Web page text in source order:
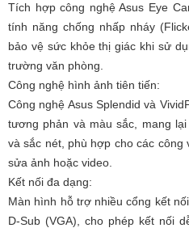
Tích hợp công nghệ Asus Eye
tính năng chống nhấp nháy
bảo vệ sức khỏe thị giác khi sử
trường văn phòng.
Công nghệ hình ảnh tiên tiến:
Công nghệ Asus Splendid và
tương phản và màu sắc, mang
và sắc nét, phù hợp cho các công
sửa ảnh hoặc video.
Kết nối đa dạng:
Màn hình hỗ trợ nhiều cổng kết
D-Sub (VGA), cho phép kết nối